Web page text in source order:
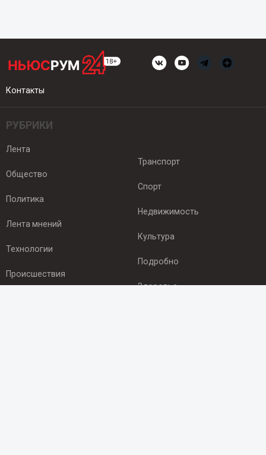
Контакты
РУБРИКИ
Лента
Общество
Политика
Лента мнений
Технологии
Происшествия
Транспорт
Спорт
Недвижимость
Культура
Подробно
Здоровье